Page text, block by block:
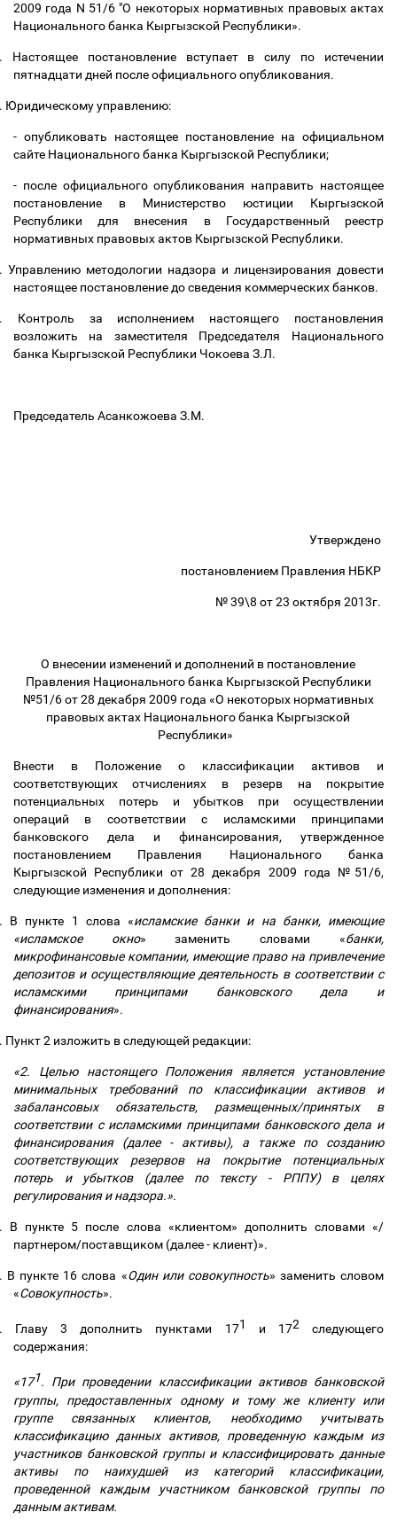
2009 года N 51/6 "О некоторых нормативных правовых актах
Национального банка Кыргызской Республики».
Настоящее постановление вступает в силу по истечении
пятнадцати дней после официального опубликования.
Юридическому управлению:
- опубликовать настоящее постановление на официальном
сайте Национального банка Кыргызской Республики;
- после официального опубликования направить настоящее
постановление в Министерство юстиции Кыргызской
Республики для внесения в Государственный реестр
нормативных правовых актов Кыргызской Республики.
Управлению методологии надзора и лицензирования довести
настоящее постановление до сведения коммерческих банков.
Контроль за исполнением настоящего постановления
возложить на заместителя Председателя Национального
банка Кыргызской Республики Чокоева З.Л.
Председатель Асанкожоева З.М.
Утверждено
постановлением Правления НБКР
№ 39\8 от 23 октября 2013г.
О внесении изменений и дополнений в постановление
Правления Национального банка Кыргызской Республики
№51/6 от 28 декабря 2009 года «О некоторых нормативных
правовых актах Национального банка Кыргызской
Республики»
Внести в Положение о классификации активов и
соответствующих отчислениях в резерв на покрытие
потенциальных потерь и убытков при осуществлении
операций в соответствии с исламскими принципами
банковского дела и финансирования, утвержденное
постановлением Правления Национального банка
Кыргызской Республики от 28 декабря 2009 года №51/6,
следующие изменения и дополнения:
В пункте 1 слова «исламские банки и на банки, имеющие
«исламское окно» заменить словами «банки,
микрофинансовые компании, имеющие право на привлечение
депозитов и осуществляющие деятельность в соответствии с
исламскими принципами банковского дела и
финансирования».
Пункт 2 изложить в следующей редакции:
«2. Целью настоящего Положения является установление
минимальных требований по классификации активов и
забалансовых обязательств, размещенных/принятых в
соответствии с исламскими принципами банковского дела и
финансирования (далее - активы), а также по созданию
соответствующих резервов на покрытие потенциальных
потерь и убытков (далее по тексту - РППУ) в целях
регулирования и надзора.».
В пункте 5 после слова «клиентом» дополнить словами «/
партнером/поставщиком (далее - клиент)».
В пункте 16 слова «Один или совокупность» заменить словом
«Совокупность».
Главу 3 дополнить пунктами 171 и 172следующего
содержания:
«171. При проведении классификации активов банковской
группы, предоставленных одному и тому же клиенту или
группе связанных клиентов, необходимо учитывать
классификацию данных активов, проведенную каждым из
участников банковской группы и классифицировать данные
активы по наихудшей из категорий классификации,
проведенной каждым участником банковской группы по
данным активам.